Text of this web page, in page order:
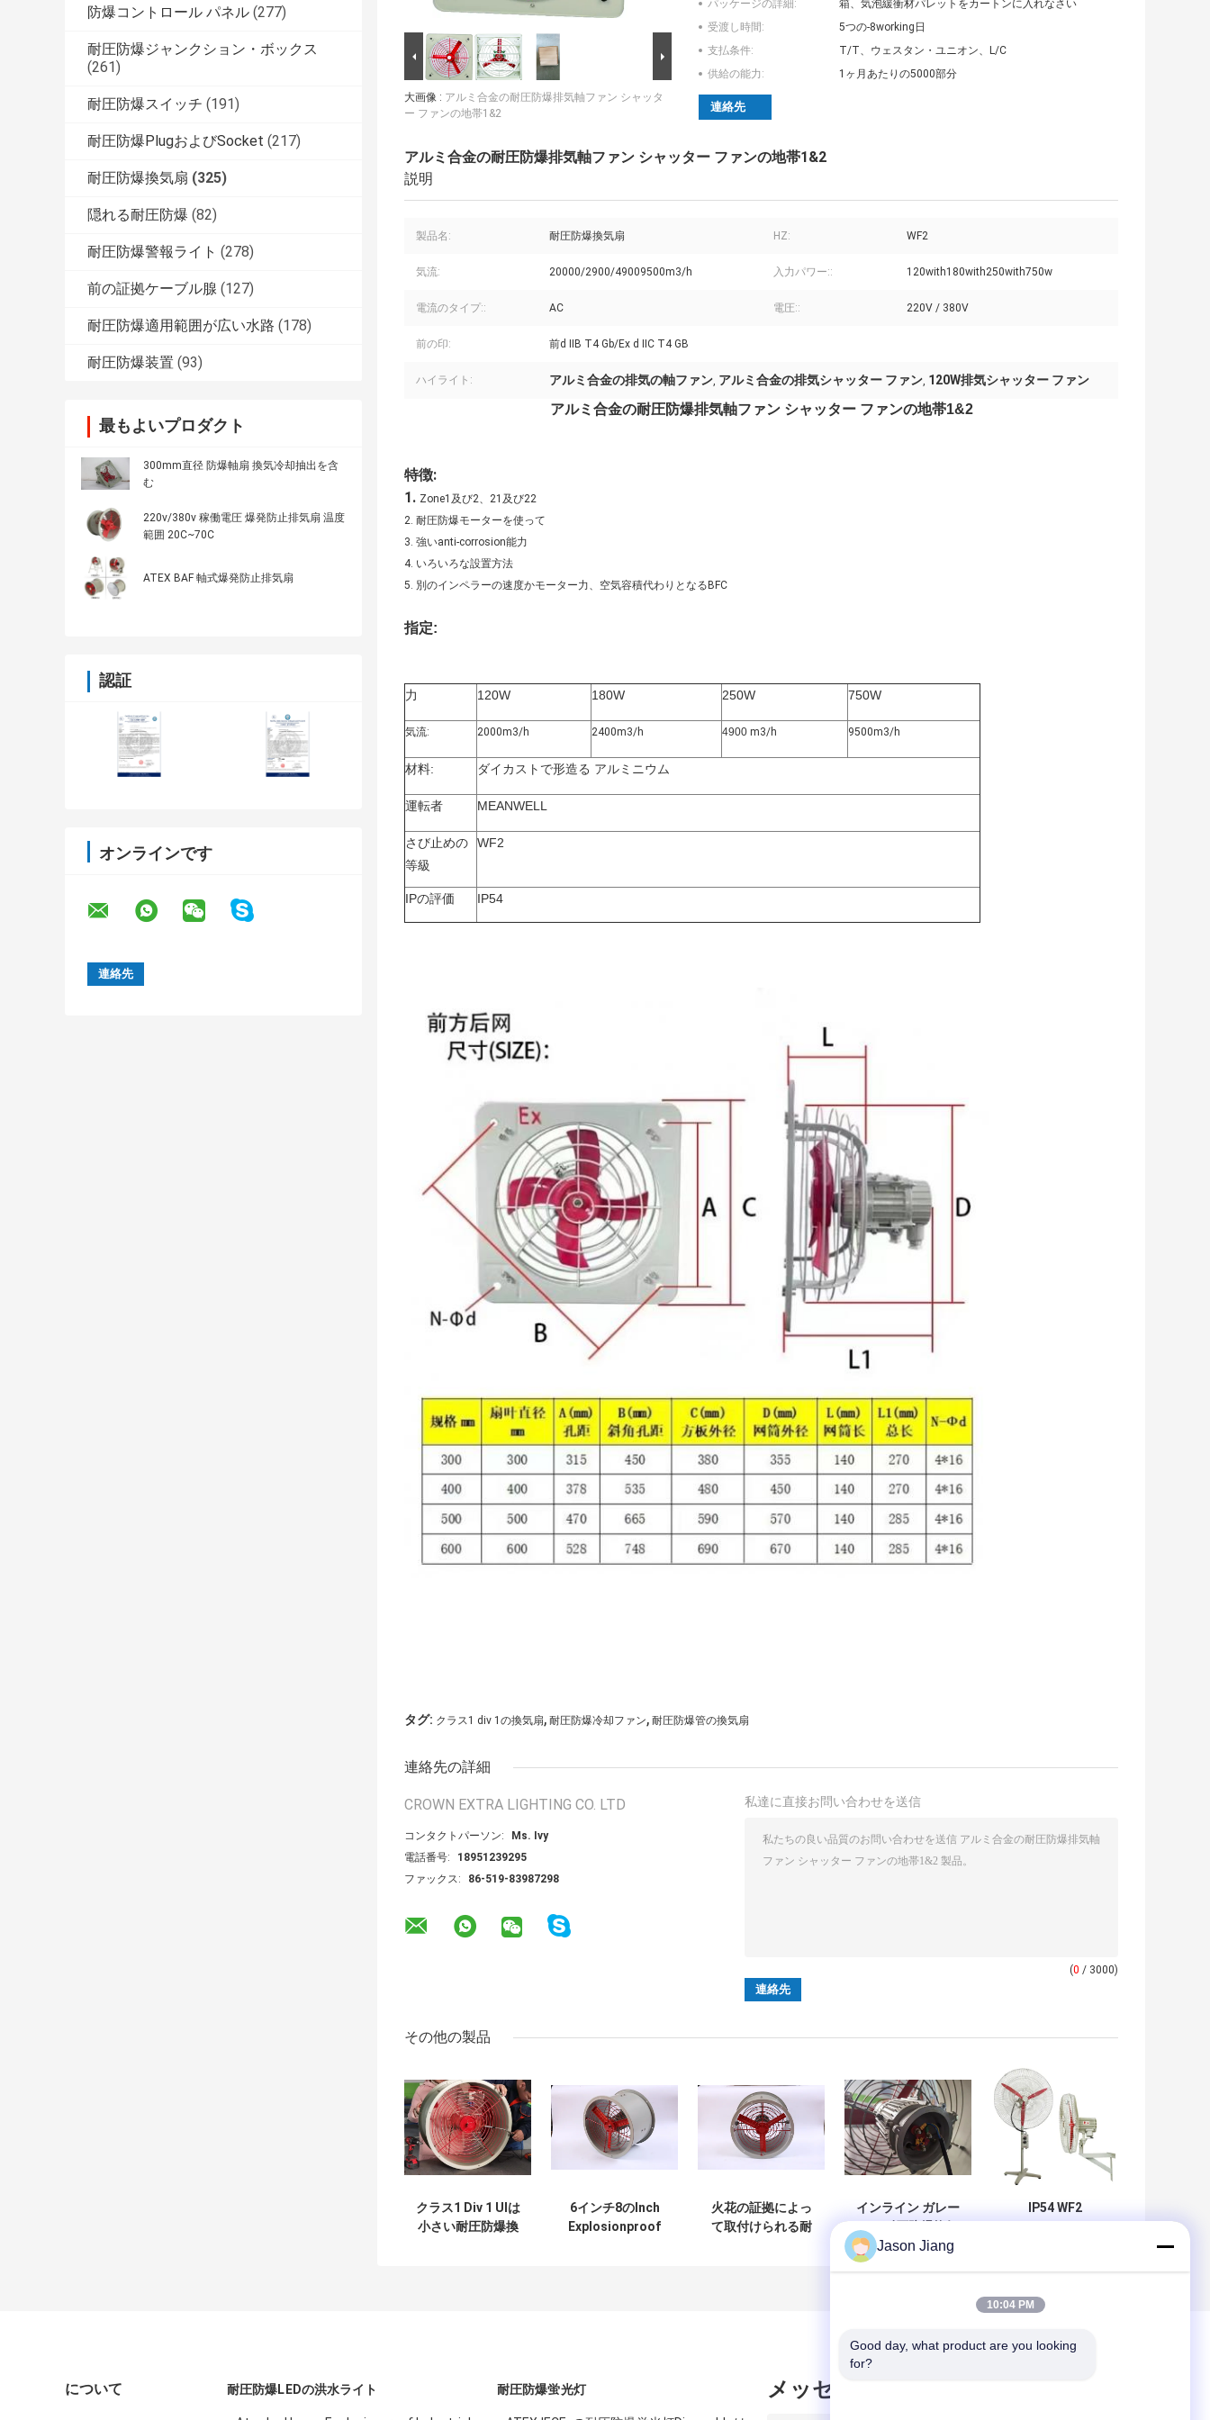
防爆コントロール パネル (277)
耐圧防爆ジャンクション・ボックス
(261)
耐圧防爆スイッチ (191)
耐圧防爆PlugおよびSocket (217)
耐圧防爆換気扇 (325)
隠れる耐圧防爆 (82)
耐圧防爆警報ライト (278)
前の証拠ケーブル腺 (127)
耐圧防爆適用範囲が広い水路 (178)
耐圧防爆装置 (93)
最もよいプロダクト
300mm直径 防爆軸扇 換気冷却抽出を含
む
220v/380v 稼働電圧 爆発防止排気扇 温度
範囲 20C~70C
ATEX BAF 軸式爆発防止排気扇
認証
オンラインです
大画像 : アルミ合金の耐圧防爆排気軸ファン シャッタ
ー ファンの地帯1&2
パッケージの詳細:
箱、気泡緩衝材パレットをカートンに入れなさい
受渡し時間:
5つの-8working日
支払条件:
T/T、ウェスタン・ユニオン、L/C
供給の能力:
1ヶ月あたりの5000部分
連絡先
アルミ合金の耐圧防爆排気軸ファン シャッター ファンの地帯1&2
説明
製品名: 耐圧防爆換気扇 HZ: WF2
気流: 20000/2900/49009500m3/h 入力パワー:: 120with180with250with750w
電流のタイプ:: AC 電圧:: 220V / 380V
前の印: 前d IIB T4 Gb/Ex d IIC T4 GB
ハイライト: アルミ合金の排気の軸ファン, アルミ合金の排気シャッター ファン, 120W排気シャッター ファン
アルミ合金の耐圧防爆排気軸ファン シャッター ファンの地帯1&2
特徴:
1. Zone1及び2、21及び22
2. 耐圧防爆モーターを使って
3. 強いanti-corrosion能力
4. いろいろな設置方法
5. 別のインペラーの速度かモーター力、空気容積代わりとなるBFC
指定:
力 120W 180W 250W 750W
気流: 2000m3/h 2400m3/h 4900 m3/h 9500m3/h
材料: ダイカストで形造る アルミニウム
運転者 MEANWELL
さび止めの
等級
WF2
IPの評価 IP54
タグ: クラス1 div 1の換気扇, 耐圧防爆冷却ファン, 耐圧防爆管の換気扇
連絡先の詳細
CROWN EXTRA LIGHTING CO. LTD
コンタクトパーソン:
Ms. Ivy
電話番号:
18951239295
ファックス:
86-519-83987298
私達に直接お問い合わせを送信
(0 / 3000)
その他の製品
クラス1 Div 1 Ulは
小さい耐圧防爆換
6インチ8のInch
Explosionproof
火花の証拠によっ
て取付けられる耐
インライン ガレー
ジの耐圧防爆換気
扇のAtexによって
承認される抽出器
IP54 WF2
Construction
Suitable for
について 耐圧防爆LEDの洪水ライト 耐圧防爆蛍光灯 メッセージ
Jason Jiang
10:04 PM
Good day, what product are you looking
for?